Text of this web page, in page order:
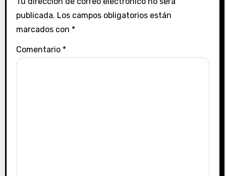
publicada. Los campos obligatorios están
marcados con *
Comentario *